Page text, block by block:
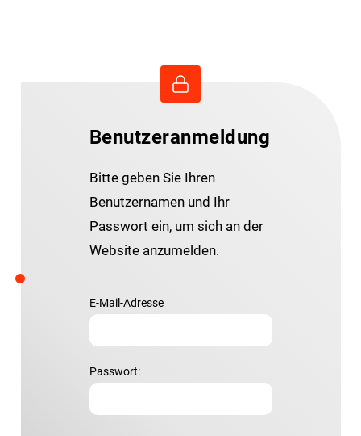
Benutzeranmeldung
Bitte geben Sie Ihren
Benutzernamen und Ihr
Passwort ein, um sich an der
Website anzumelden.
E-Mail-Adresse
Passwort: